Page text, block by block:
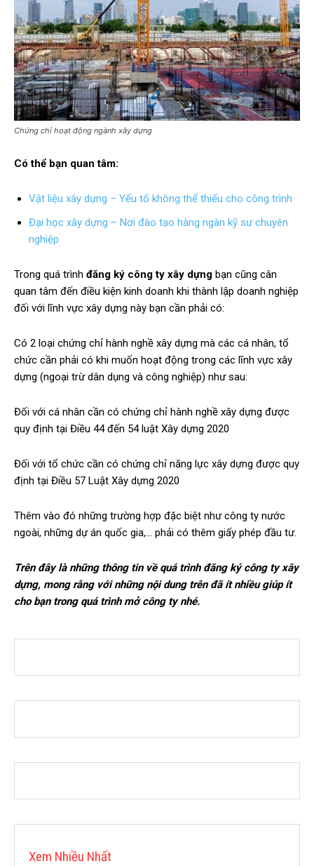
Chứng chỉ hoạt động ngành xây dựng
Có thể bạn quan tâm:
Vật liệu xây dựng – Yếu tố không thể thiếu cho công trình
Đại học xây dựng – Nơi đào tạo hàng ngàn kỹ sư chuyên
nghiệp
Trong quá trình đăng ký công ty xây dựng bạn cũng cân
quan tâm đến điều kiện kinh doanh khi thành lập doanh nghiệp
đối với lĩnh vực xây dựng này bạn cần phải có:
Có 2 loại chứng chỉ hành nghề xây dựng mà các cá nhân, tổ
chức cần phải có khi muốn hoạt động trong các lĩnh vực xây
dựng (ngoại trừ dân dụng và công nghiệp) như sau:
Đối với cá nhân cần có chứng chỉ hành nghề xây dựng được
quy định tại Điều 44 đến 54 luật Xây dựng 2020
Đối với tổ chức cần có chứng chỉ năng lực xây dựng được quy
định tại Điều 57 Luật Xây dựng 2020
Thêm vào đó những trường hợp đặc biệt như công ty nước
ngoài, những dự án quốc gia,… phải có thêm giấy phép đầu tư.
Trên đây là những thông tin về quá trình đăng ký công ty xây
dựng, mong rằng với những nội dung trên đã ít nhiều giúp ít
cho bạn trong quá trình mở công ty nhé.
Xem Nhiều Nhất